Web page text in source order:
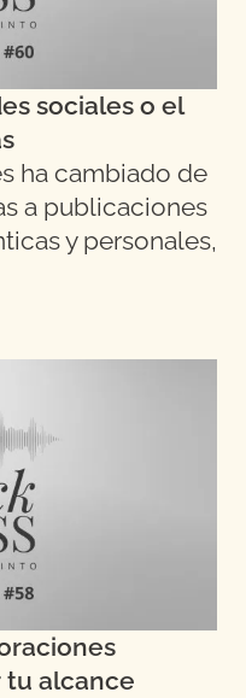
sociales o el
ha cambiado de
a publicaciones
y personales,
tu alcance